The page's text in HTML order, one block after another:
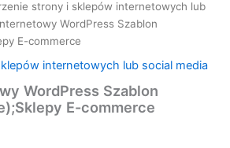
strony i sklepów internetowych lub
WordPress Szablon
E-commerce
internetowych lub social media
WordPress Szablon
E-commerce